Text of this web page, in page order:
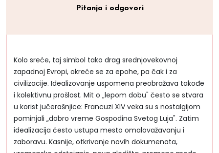
Pitanja i odgovori
Kolo sreće, taj simbol tako drag srednjovekovnoj
zapadnoj Evropi, okreće se za epohe, pa čak i za
civilizacije. Idealizovanje uspomena preobražava takođe
i kolektivnu prošlost. Mit o „lepom dobu" često se stvara
u korist jučerašnjice: Francuzi XIV veka su s nostalgijom
pominjali „dobro vreme Gospodina Svetog Luja". Zatim
idealizacija često ustupa mesto omalovažavanju i
zaboravu. Kasnije, otkrivanje novih dokumenata,